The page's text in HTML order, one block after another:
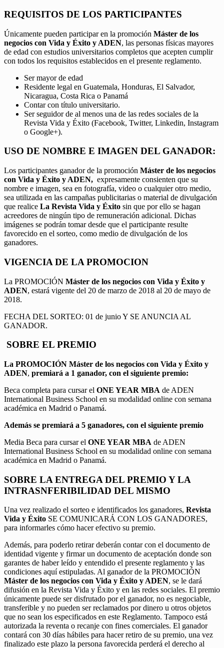
REQUISITOS DE LOS PARTICIPANTES
Únicamente pueden participar en la promoción Máster de los
negocios con Vida y Éxito y ADEN, las personas físicas mayores
de edad con estudios universitarios completos que acepten cumplir
con todos los requisitos establecidos en el presente reglamento.
Ser mayor de edad
Residente legal en Guatemala, Honduras, El Salvador,
Nicaragua, Costa Rica o Panamá
Contar con título universitario.
Ser seguidor de al menos una de las redes sociales de la
Revista Vida y Éxito (Facebook, Twitter, Linkedin, Instagram
o Google+).
USO DE NOMBRE E IMAGEN DEL GANADOR:
Los participantes ganador de la promoción Máster de los negocios
con Vida y Éxito y ADEN, expresamente consienten que su
nombre e imagen, sea en fotografía, video o cualquier otro medio,
sea utilizada en las campañas publicitarias o material de divulgación
que realice La Revista Vida y Éxito sin que por ello se hagan
acreedores de ningún tipo de remuneración adicional. Dichas
imágenes se podrán tomar desde que el participante resulte
favorecido en el sorteo, como medio de divulgación de los
ganadores.
VIGENCIA DE LA PROMOCION
La PROMOCIÓN Máster de los negocios con Vida y Éxito y
ADEN, estará vigente del 20 de marzo de 2018 al 20 de mayo de
2018.
FECHA DEL SORTEO: 01 de junio Y SE ANUNCIA AL
GANADOR.
SOBRE EL PREMIO
La PROMOCIÓN Máster de los negocios con Vida y Éxito y
ADEN, premiará a 1 ganador, con el siguiente premio:
Beca completa para cursar el ONE YEAR MBA de ADEN
International Business School en su modalidad online con semana
académica en Madrid o Panamá.
Además se premiará a 5 ganadores, con el siguiente premio
Media Beca para cursar el ONE YEAR MBA de ADEN
International Business School en su modalidad online con semana
académica en Madrid o Panamá.
SOBRE LA ENTREGA DEL PREMIO Y LA
INTRASNFERIBILIDAD DEL MISMO
Una vez realizado el sorteo e identificados los ganadores, Revista
Vida y Éxito SE COMUNICARÁ CON LOS GANADORES,
para informarles cómo hacer efectivo su premio.
Además, para poderlo retirar deberán contar con el documento de
identidad vigente y firmar un documento de aceptación donde son
garantes de haber leído y entendido el presente reglamento y las
condiciones aquí estipuladas. Al ganador de la PROMOCIÓN
Máster de los negocios con Vida y Éxito y ADEN, se le dará
difusión en la Revista Vida y Éxito y en las redes sociales. El premio
únicamente puede ser disfrutado por el ganador, no es negociable,
transferible y no pueden ser reclamados por dinero u otros objetos
que no sean los especificados en este Reglamento. Tampoco está
autorizada la reventa o recanje con fines comerciales. El ganador
contará con 30 días hábiles para hacer retiro de su premio, una vez
finalizado este plazo la persona favorecida perderá el derecho al